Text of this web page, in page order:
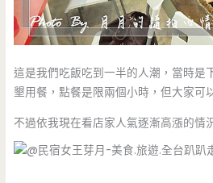
這是我們吃飯吃到一半的人潮，當時是
墾用餐，點餐是限兩個小時，但大家可
不過依我現在看店家人氣逐漸高漲的情